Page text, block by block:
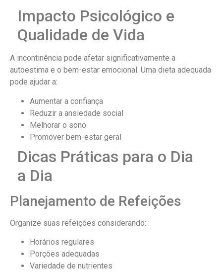
Impacto Psicológico e
Qualidade de Vida
A incontinência pode afetar significativamente a
autoestima e o bem-estar emocional. Uma dieta adequada
pode ajudar a:
Aumentar a confiança
Reduzir a ansiedade social
Melhorar o sono
Promover bem-estar geral
Dicas Práticas para o Dia
a Dia
Planejamento de Refeições
Organize suas refeições considerando:
Horários regulares
Porções adequadas
Variedade de nutrientes